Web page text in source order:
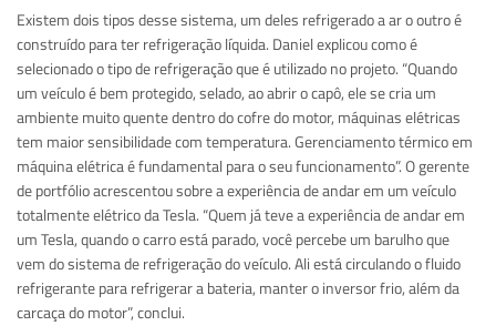
Existem dois tipos desse sistema, um deles refrigerado a ar o outro é
construído para ter refrigeração líquida. Daniel explicou como é
selecionado o tipo de refrigeração que é utilizado no projeto. “Quando
um veículo é bem protegido, selado, ao abrir o capô, ele se cria um
ambiente muito quente dentro do cofre do motor, máquinas elétricas
tem maior sensibilidade com temperatura. Gerenciamento térmico em
máquina elétrica é fundamental para o seu funcionamento”. O gerente
de portfólio acrescentou sobre a experiência de andar em um veículo
totalmente elétrico da Tesla. “Quem já teve a experiência de andar em
um Tesla, quando o carro está parado, você percebe um barulho que
vem do sistema de refrigeração do veículo. Ali está circulando o fluido
refrigerante para refrigerar a bateria, manter o inversor frio, além da
carcaça do motor”, conclui.